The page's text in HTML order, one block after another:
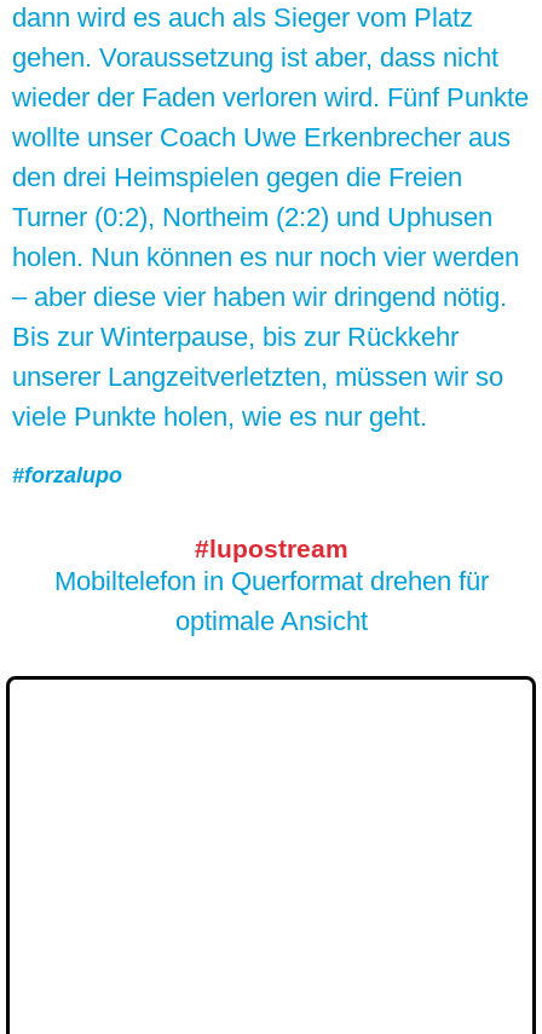
dann wird es auch als Sieger vom Platz
gehen. Voraussetzung ist aber, dass nicht
wieder der Faden verloren wird. Fünf Punkte
wollte unser Coach Uwe Erkenbrecher aus
den drei Heimspielen gegen die Freien
Turner (0:2), Northeim (2:2) und Uphusen
holen. Nun können es nur noch vier werden
– aber diese vier haben wir dringend nötig.
Bis zur Winterpause, bis zur Rückkehr
unserer Langzeitverletzten, müssen wir so
viele Punkte holen, wie es nur geht.
#forzalupo
#lupostream
Mobiltelefon in Querformat drehen für
optimale Ansicht